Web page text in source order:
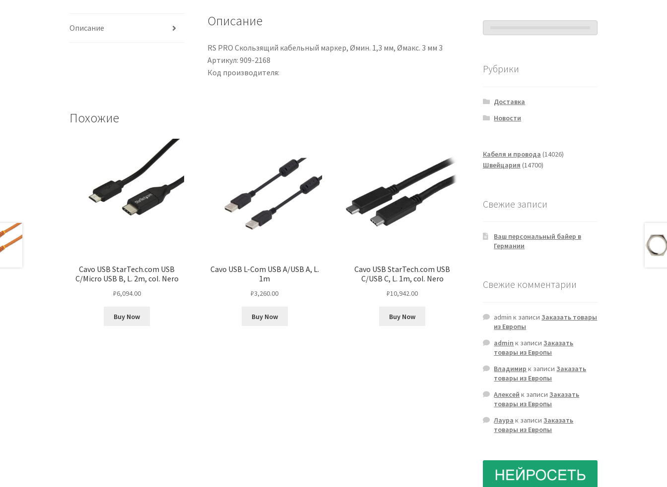
16
V,
2m
Описание Описание
RS PRO Скользящий кабельный маркер, Øмин. 1,3 мм, Øмакс. 3 мм 3
Артикул: 909-2168
Код производителя:
Похожие
Cavo USB StarTech.com USB
C/Micro USB B, L. 2m, col. Nero
₽6,094.00
Buy Now
Cavo USB L-Com USB A/USB A, L.
1m
₽3,260.00
Buy Now
Cavo USB StarTech.com USB
C/USB C, L. 1m, col. Nero
₽10,942.00
Buy Now
Рубрики
Доставка
Новости
Кабеля и провода 1402614026
Швейцария 1470014700
Свежие записи
Ваш персональный байер в
Германии
Свежие комментарии
admin к записиЗаказать товары
из Европы
admin к записиЗаказать
товары из Европы
Владимир к записиЗаказать
товары из Европы
Алексей к записиЗаказать
товары из Европы
Лаура к записиЗаказать
товары из Европы